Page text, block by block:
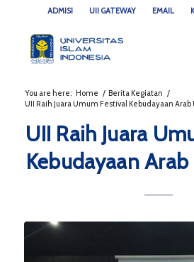
ADMISI UII GATEWAY EMAIL
You are here: Home / Berita Kegiatan /
UII Raih Juara Umum Festival Kebudayaan Arab
UII Raih Juara
Kebudayaan